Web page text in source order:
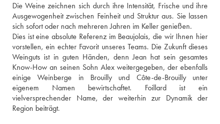
Die Weine zeichnen sich durch ihre Intensität, Frische und ihre
Ausgewogenheit zwischen Feinheit und Struktur aus. Sie lassen
sich sofort oder nach mehreren Jahren im Keller genießen.
Dies ist eine absolute Referenz im Beaujolais, die wir Ihnen hier
vorstellen, ein echter Favorit unseres Teams. Die Zukunft dieses
Weinguts ist in guten Händen, denn Jean hat sein gesamtes
Know-How an seinen Sohn Alex weitergegeben, der ebenfalls
einige Weinberge in Brouilly und Côte-de-Brouilly unter
eigenem Namen bewirtschaftet. Foillard ist ein
vielversprechender Name, der weiterhin zur Dynamik der
Region beiträgt.